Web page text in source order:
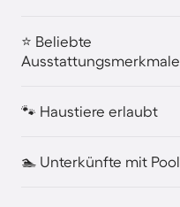
⭐ Beliebte
Ausstattungsmerkmale
🐾 Haustiere erlaubt
🏊 Unterkünfte mit Pool